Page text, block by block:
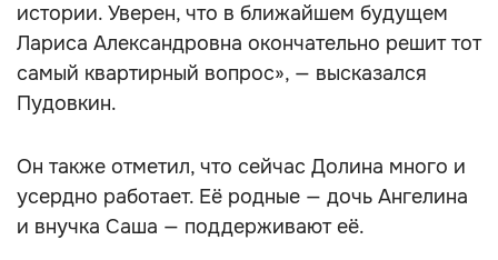
истории. Уверен, что в ближайшем будущем
Лариса Александровна окончательно решит тот
самый квартирный вопрос», — высказался
Пудовкин.
Он также отметил, что сейчас Долина много и
усердно работает. Её родные — дочь Ангелина
и внучка Саша — поддерживают её.